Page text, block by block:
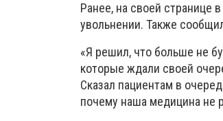
Ранее, на своей странице
увольнении. Также
«Я решил, что больше не
которые ждали своей
Сказал пациентам в
почему наша медицина не